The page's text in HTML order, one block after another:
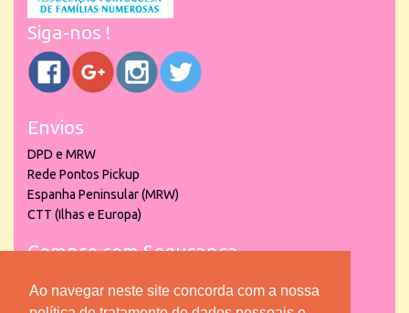
Ao navegar neste site concorda com a nossa
Siga-nos !
Envios
DPD e MRW
Rede Pontos Pickup
Espanha Peninsular (MRW)
CTT (Ilhas e Europa)
Compre com Segurança